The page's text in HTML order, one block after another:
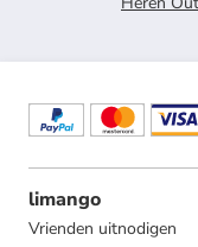
limango
Vrienden uitnodigen